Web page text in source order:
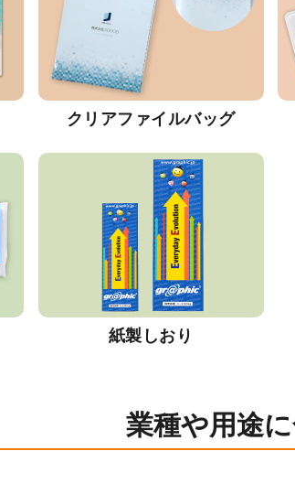
クリアファイルバッグ
紙製しおり
業種や用途